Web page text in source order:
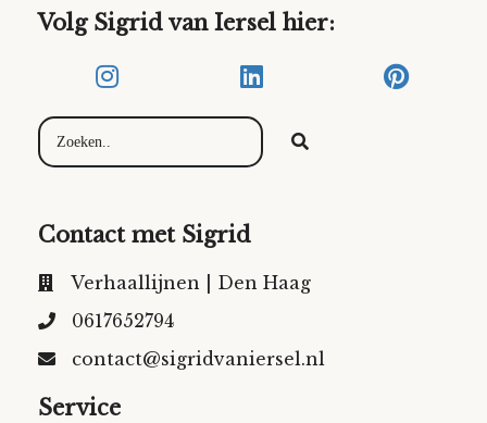
Volg Sigrid van Iersel hier:
Contact met Sigrid
Verhaallijnen | Den Haag
0617652794
contact@sigridvaniersel.nl
Service